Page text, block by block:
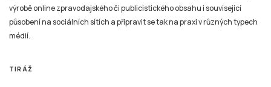
výrobě online zpravodajského či publicistického obsahu i související
působení na sociálních sítích a připravit se tak na praxi v různých typech
médií.
TIRÁŽ